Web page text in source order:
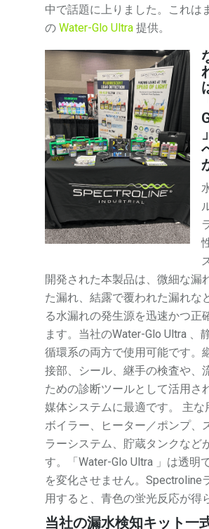
中で話題に上りました。これは
のWater-Glo Ultra 提供。
開発された本製品は、微細な漏
た漏れ、結露で覆われた漏れな
る水漏れの発生源を迅速かつ正
ます。当社のWater-Glo Ultra 、
循環系の両方で使用可能です。
接部、シール、継手の検査や、
ための診断ツールとして活用さ
媒体システムに最適です。 主な
ボイラー、ヒーター／ポンプ、
ラーシステム、貯蔵タンクなど
す。「Water-Glo Ultra 」は透明
を変化させません。Spectroline
用すると、青色の蛍光反応が得
当社の漏水検知キット一